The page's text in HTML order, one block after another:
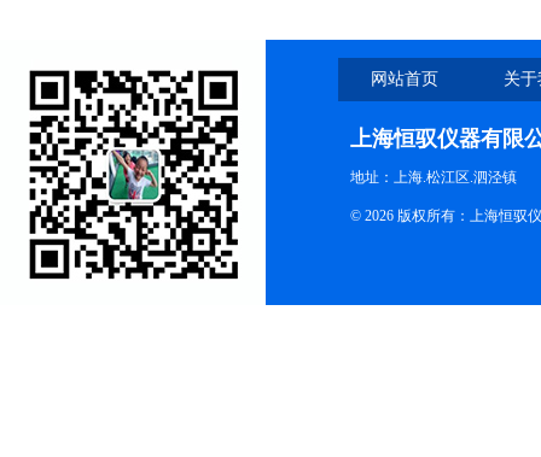
网站首页 关
上海恒驭仪器有限
地址：上海.松江区.泗泾镇
© 2026 版权所有：上海恒驭